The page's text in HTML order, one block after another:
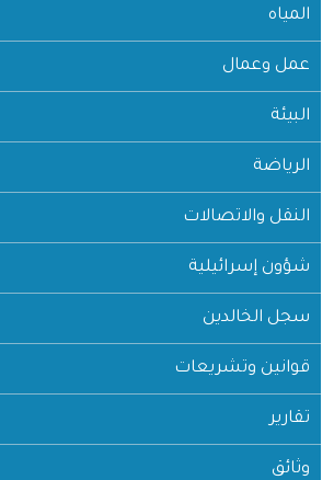
المياه
عمل وعمال
البيئة
الرياضة
النقل والاتصالات
شؤون إسرائيلية
سجل الخالدين
قوانين وتشريعات
تقارير
وثائق